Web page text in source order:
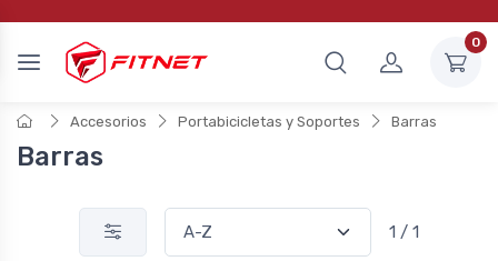
0
Accesorios Portabicicletas y Soportes Barras
Barras
1 / 1